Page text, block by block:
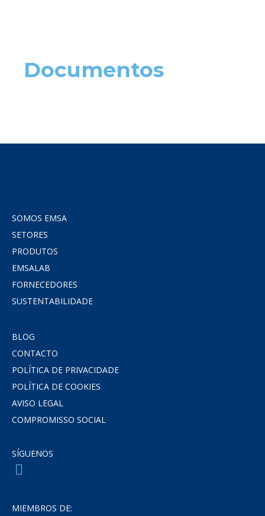
Documentos
SOMOS EMSA
SETORES
PRODUTOS
EMSALAB
FORNECEDORES
SUSTENTABILIDADE
BLOG
CONTACTO
POLÍTICA DE PRIVACIDADE
POLÍTICA DE COOKIES
AVISO LEGAL
COMPROMISSO SOCIAL
SÍGUENOS
MIEMBROS DE: